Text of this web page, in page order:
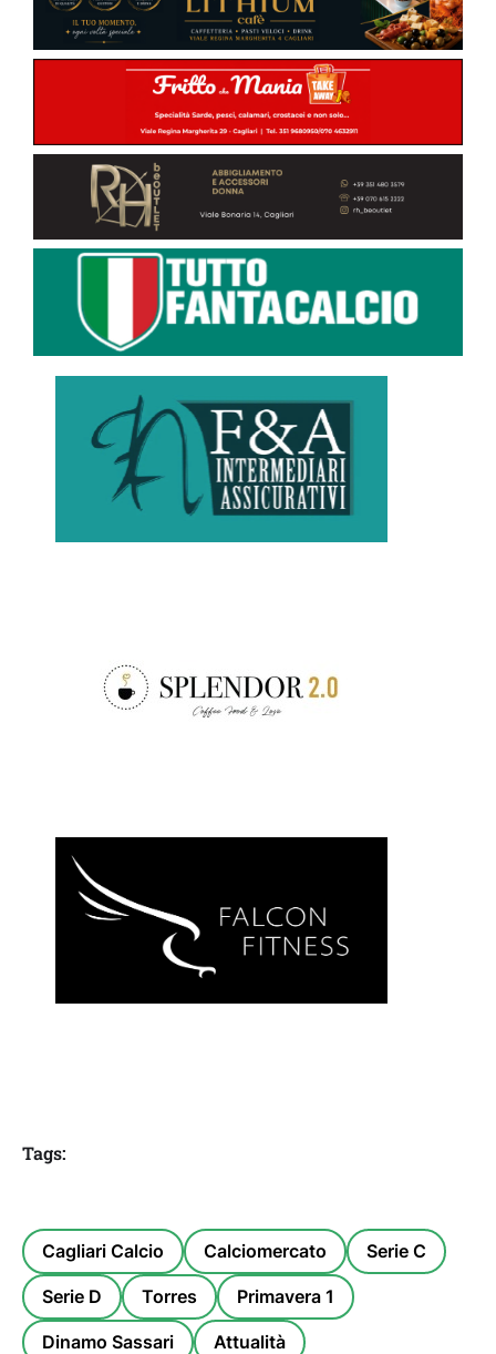
Tags:
Cagliari Calcio Calciomercato Serie C
Serie D Torres Primavera 1
Dinamo Sassari Attualità